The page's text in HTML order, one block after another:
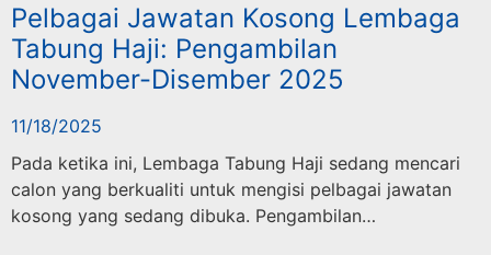
Pelbagai Jawatan Kosong Lembaga
Tabung Haji: Pengambilan
November-Disember 2025
11/18/2025
Pada ketika ini, Lembaga Tabung Haji sedang mencari
calon yang berkualiti untuk mengisi pelbagai jawatan
kosong yang sedang dibuka. Pengambilan…